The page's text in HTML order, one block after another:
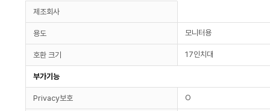
제조회사
용도 모니터용
호환 크기 17인치대
부가기능
Privacy보호 O